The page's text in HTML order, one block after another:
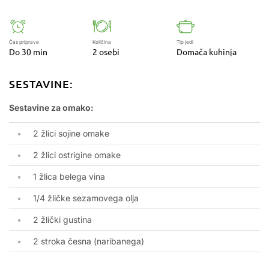
Čas priprave
Do 30 min
Količina
2 osebi
Tip jedi
Domača kuhinja
SESTAVINE:
Sestavine za omako:
2 žlici sojine omake
2 žlici ostrigine omake
1 žlica belega vina
1/4 žličke sezamovega olja
2 žlički gustina
2 stroka česna (naribanega)